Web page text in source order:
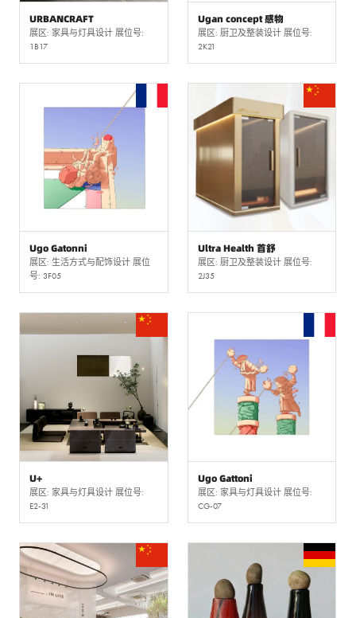
URBANCRAFT
展区: 家具与灯具设计 展位号:
1B17
Ugan concept 感物
展区: 厨卫及整装设计 展位号:
2K21
Ugo Gatonni
展区: 生活方式与配饰设计 展位
号: 3F05
Ultra Health 首舒
展区: 厨卫及整装设计 展位号:
2J35
U+
展区: 家具与灯具设计 展位号:
E2-31
Ugo Gattoni
展区: 家具与灯具设计 展位号:
CG-07